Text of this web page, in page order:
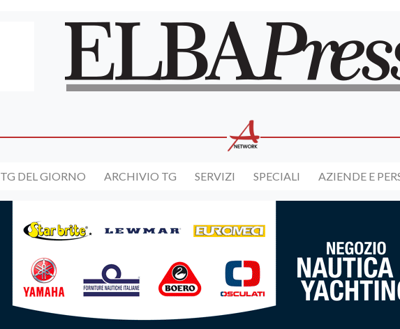
TG DEL GIORNO ARCHIVIO TG SERVIZI SPECIALI AZIENDE E